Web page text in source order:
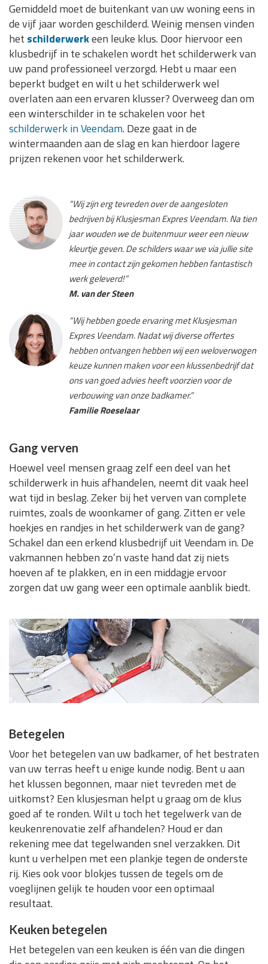
Gemiddeld moet de buitenkant van uw woning eens in
de vijf jaar worden geschilderd. Weinig mensen vinden
het schilderwerkeen leuke klus. Door hiervoor een
klusbedrijf in te schakelen wordt het schilderwerk van
uw pand professioneel verzorgd. Hebt u maar een
beperkt budget en wilt u het schilderwerk wel
overlaten aan een ervaren klusser? Overweeg dan om
een winterschilder in te schakelen voor het
schilderwerk in Veendam. Deze gaat in de
wintermaanden aan de slag en kan hierdoor lagere
prijzen rekenen voor het schilderwerk.
“Wij zijn erg tevreden over de aangesloten
bedrijven bij Klusjesman Expres Veendam. Na tien
jaar wouden we de buitenmuur weer een nieuw
kleurtje geven. De schilders waar we via jullie site
mee in contact zijn gekomen hebben fantastisch
werk geleverd!”
M. van der Steen
“Wij hebben goede ervaring met Klusjesman
Expres Veendam. Nadat wij diverse offertes
hebben ontvangen hebben wij een weloverwogen
keuze kunnen maken voor een klussenbedrijf dat
ons van goed advies heeft voorzien voor de
verbouwing van onze badkamer.”
Familie Roeselaar
Gang verven
Hoewel veel mensen graag zelf een deel van het
schilderwerk in huis afhandelen, neemt dit vaak heel
wat tijd in beslag. Zeker bij het verven van complete
ruimtes, zoals de woonkamer of gang. Zitten er vele
hoekjes en randjes in het schilderwerk van de gang?
Schakel dan een erkend klusbedrijf uit Veendam in. De
vakmannen hebben zo’n vaste hand dat zij niets
hoeven af te plakken, en in een middagje ervoor
zorgen dat uw gang weer een optimale aanblik biedt.
Betegelen
Voor het betegelen van uw badkamer, of het bestraten
van uw terras heeft u enige kunde nodig. Bent u aan
het klussen begonnen, maar niet tevreden met de
uitkomst? Een klusjesman helpt u graag om de klus
goed af te ronden. Wilt u toch het tegelwerk van de
keukenrenovatie zelf afhandelen? Houd er dan
rekening mee dat tegelwanden snel verzakken. Dit
kunt u verhelpen met een plankje tegen de onderste
rij. Kies ook voor blokjes tussen de tegels om de
voeglijnen gelijk te houden voor een optimaal
resultaat.
Keuken betegelen
Het betegelen van een keuken is één van die dingen